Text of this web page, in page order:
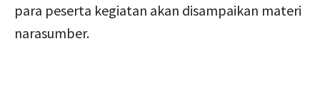
para peserta kegiatan akan disampaikan materi
narasumber.